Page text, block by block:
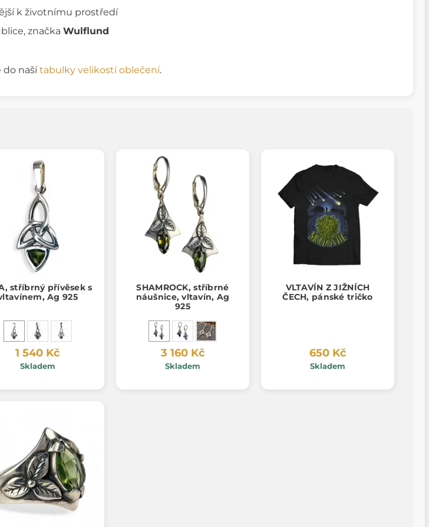
k životnímu prostředí
značka Wulflund
do našítabulky velikostí oblečení.
stříbrný přívěsek s
Ag 925
1 540 Kč
Skladem
SHAMROCK, stříbrné
náušnice, vltavín, Ag
925
3 160 Kč
Skladem
VLTAVÍN Z JIŽNÍCH
ČECH, pánské tričko
650 Kč
Skladem